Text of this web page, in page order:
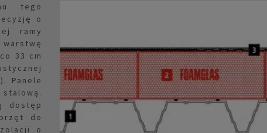
tego
o
ramy
33 cm
Panele
stalową.
dostęp
do
o